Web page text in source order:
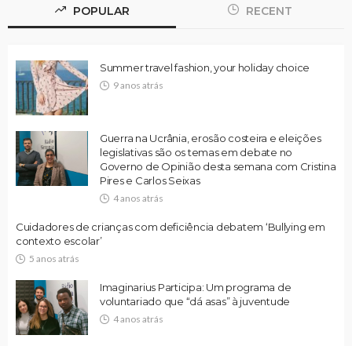
POPULAR RECENT
Summer travel fashion, your holiday choice
9 anos atrás
Guerra na Ucrânia, erosão costeira e eleições
legislativas são os temas em debate no
Governo de Opinião desta semana com Cristina
Pires e Carlos Seixas
4 anos atrás
Cuidadores de crianças com deficiência debatem ‘Bullying em
contexto escolar’
5 anos atrás
Imaginarius Participa: Um programa de
voluntariado que “dá asas” à juventude
4 anos atrás